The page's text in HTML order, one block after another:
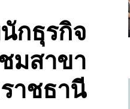
กธุรกิจ
มสาขา
าชธานี